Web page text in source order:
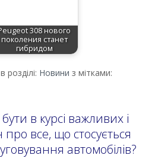
308 нового
поколения станет
гибридом
розділі: Новини з мітками:
в курсі важливих і
все, що стосується
автомобілів?